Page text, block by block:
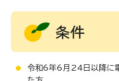
条件
令和6年6月24日以降に